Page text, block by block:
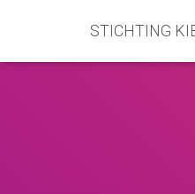
STICHTING